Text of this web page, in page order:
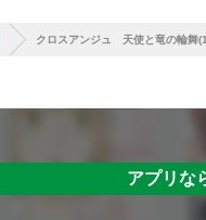
クロスアンジュ 天使と竜の輪舞
アプリな